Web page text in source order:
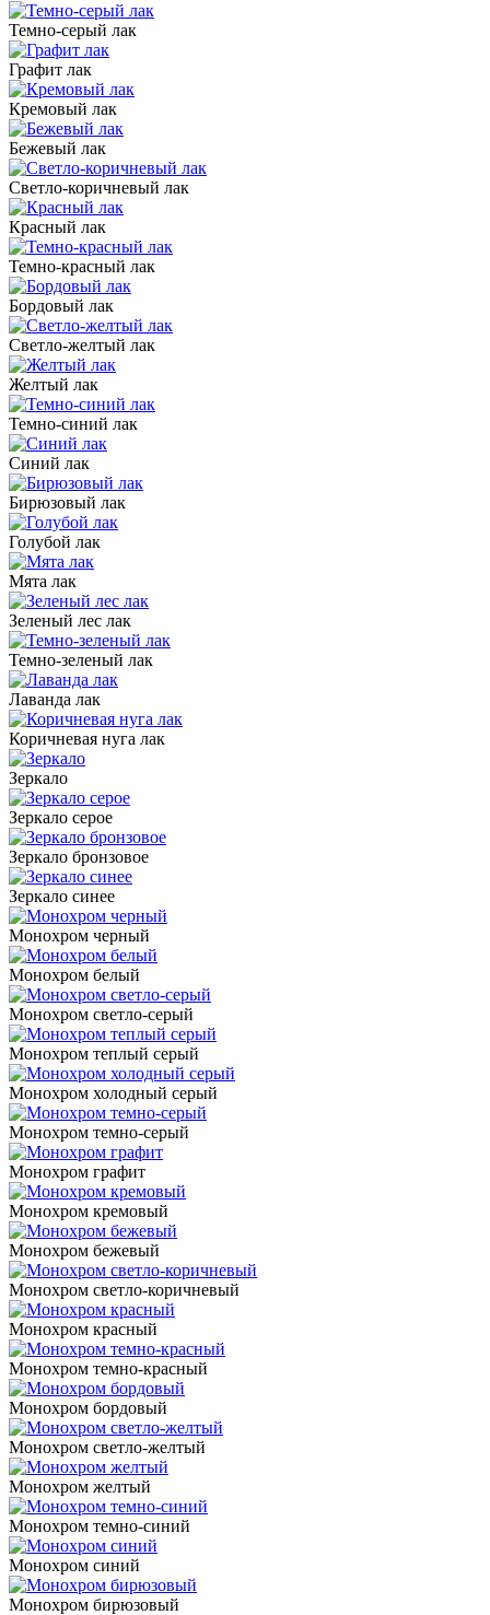
Темно-серый лак
Графит лак
Кремовый лак
Бежевый лак
Светло-коричневый лак
Красный лак
Темно-красный лак
Бордовый лак
Светло-желтый лак
Желтый лак
Темно-синий лак
Синий лак
Бирюзовый лак
Голубой лак
Мята лак
Зеленый лес лак
Темно-зеленый лак
Лаванда лак
Коричневая нуга лак
Зеркало
Зеркало серое
Зеркало бронзовое
Зеркало синее
Монохром черный
Монохром белый
Монохром светло-серый
Монохром теплый серый
Монохром холодный серый
Монохром темно-серый
Монохром графит
Монохром кремовый
Монохром бежевый
Монохром светло-коричневый
Монохром красный
Монохром темно-красный
Монохром бордовый
Монохром светло-желтый
Монохром желтый
Монохром темно-синий
Монохром синий
Монохром бирюзовый